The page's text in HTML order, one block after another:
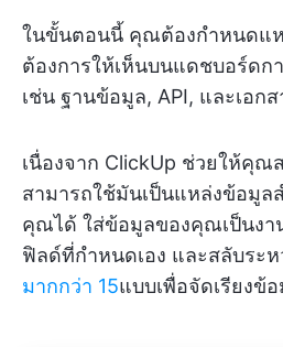
ในขั้นตอนนี้ คุณต้องกำหนดแ
ต้องการให้เห็นบนแดชบอร์ดก
เช่น ฐานข้อมูล, API, และเอก
เนื่องจาก ClickUp ช่วยให้คุ
สามารถใช้มันเป็นแหล่งข้อมูล
คุณได้ ใส่ข้อมูลของคุณเป็นง
ฟิลด์ที่กำหนดเอง และสลับระห
มากกว่า 15แบบเพื่อจัดเรียงข้